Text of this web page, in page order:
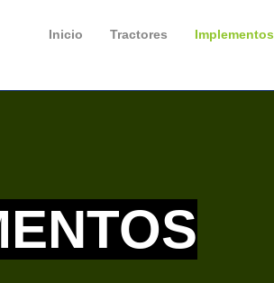
Inicio Tractores Implementos